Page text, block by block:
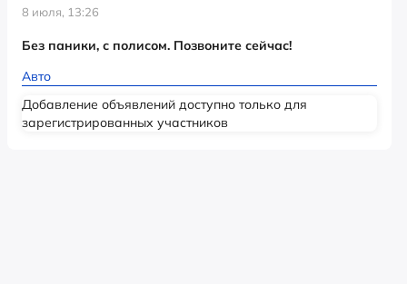
8 июля, 13:26
Без паники, с полисом. Позвоните сейчас!
Авто
Добавление объявлений доступно только для
зарегистрированных участников